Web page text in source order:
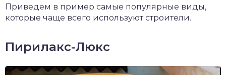
Приведем в пример самые популярные виды,
которые чаще всего используют строители.
Пирилакс-Люкс